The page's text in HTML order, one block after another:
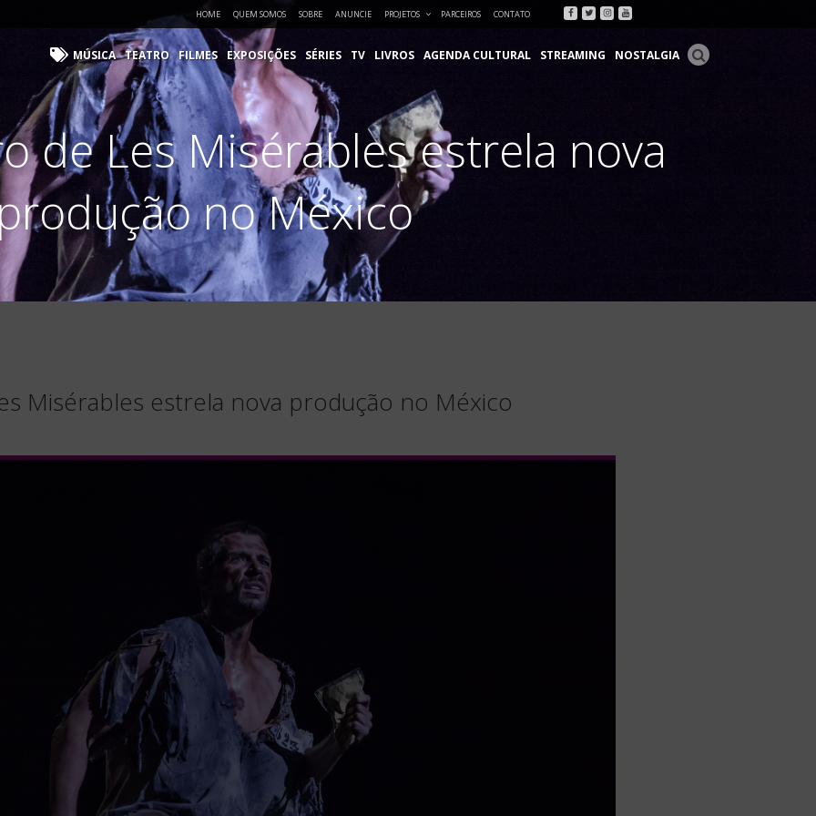
HOME QUEM SOMOS SOBRE ANUNCIE PROJETOS PARCEIROS CONTATO Facebook
Twitter
Instagram
Youtube
MÚSICA TEATRO FILMES EXPOSIÇÕES SÉRIES TV LIVROS AGENDA CULTURAL STREAMING NOSTALGIA
de Les Misérables estrela nova
no México
Misérables estrela nova produção no México